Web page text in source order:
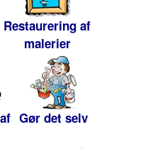
Restaurering af
malerier
Gør det selv